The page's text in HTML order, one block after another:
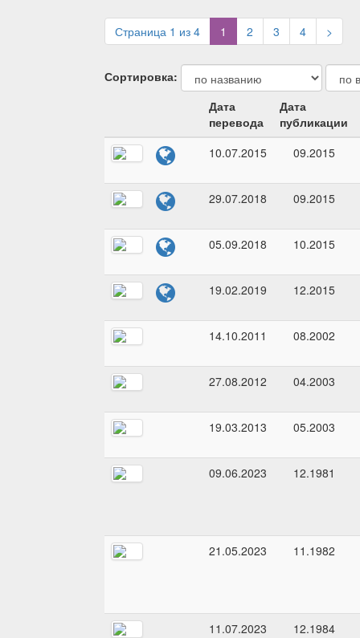
Страница 1 из 4 1 (current)
2 3 4 >
Сортировка:
Дата
перевода
Дата
публикации
10.07.2015
09.2015
29.07.2018 09.2015
05.09.2018 10.2015
19.02.2019 12.2015
14.10.2011 08.2002
27.08.2012 04.2003
19.03.2013 05.2003
09.06.2023 12.1981
21.05.2023 11.1982
11.07.2023 12.1984